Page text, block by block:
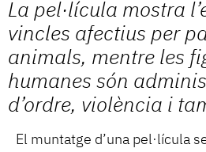
La pel·lícula mostra
vincles afectius per
animals, mentre les
humanes són
d’ordre, violència i
El muntatge d’una pel·lícula